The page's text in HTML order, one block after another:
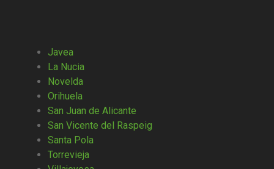
Javea
La Nucia
Novelda
Orihuela
San Juan de Alicante
San Vicente del Raspeig
Santa Pola
Torrevieja